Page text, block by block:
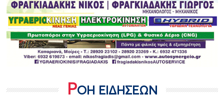
ΡΟΗ ΕΙΔΗΣΕΩΝ